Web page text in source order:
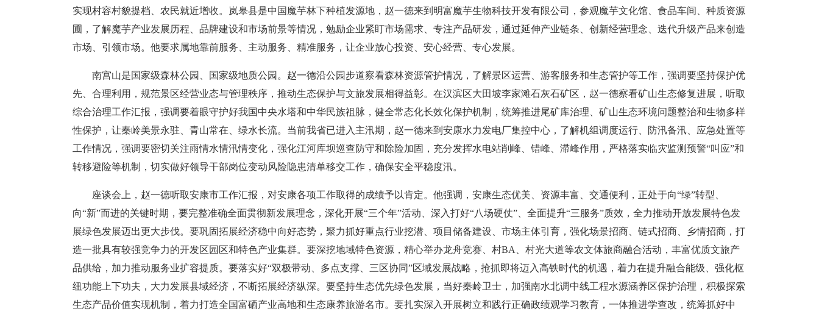
实现村容村貌提档、农民就近增收。岚皋县是中国魔芋林下种植发源地，赵一德来到明富魔芋生物科技开发有限公司，参观魔芋文化馆、食品车间、种质资源
圃，了解魔芋产业发展历程、品牌建设和市场前景等情况，勉励企业紧盯市场需求、专注产品研发，通过延伸产业链条、创新经营理念、迭代升级产品来创造
市场、引领市场。他要求属地靠前服务、主动服务、精准服务，让企业放心投资、安心经营、专心发展。
南宫山是国家级森林公园、国家级地质公园。赵一德沿公园步道察看森林资源管护情况，了解景区运营、游客服务和生态管护等工作，强调要坚持保护优
先、合理利用，规范景区经营业态与管理秩序，推动生态保护与文旅发展相得益彰。在汉滨区大田坡李家滩石灰石矿区，赵一德察看矿山生态修复进展，听取
综合治理工作汇报，强调要着眼守护好我国中央水塔和中华民族祖脉，健全常态化长效化保护机制，统筹推进尾矿库治理、矿山生态环境问题整治和生物多样
性保护，让秦岭美景永驻、青山常在、绿水长流。当前我省已进入主汛期，赵一德来到安康水力发电厂集控中心，了解机组调度运行、防汛备汛、应急处置等
工作情况，强调要密切关注雨情水情汛情变化，强化江河库坝巡查防守和除险加固，充分发挥水电站削峰、错峰、滞峰作用，严格落实临灾监测预警“叫应”和
转移避险等机制，切实做好领导干部岗位变动风险隐患清单移交工作，确保安全平稳度汛。
座谈会上，赵一德听取安康市工作汇报，对安康各项工作取得的成绩予以肯定。他强调，安康生态优美、资源丰富、交通便利，正处于向“绿”转型、
向“新”而进的关键时期，要完整准确全面贯彻新发展理念，深化开展“三个年”活动、深入打好“八场硬仗”、全面提升“三服务”质效，全力推动开放发展特色发
展绿色发展迈出更大步伐。要巩固拓展经济稳中向好态势，聚力抓好重点行业挖潜、项目储备建设、市场主体引育，强化场景招商、链式招商、乡情招商，打
造一批具有较强竞争力的开发区园区和特色产业集群。要深挖地域特色资源，精心举办龙舟竞赛、村BA、村光大道等农文体旅商融合活动，丰富优质文旅产
品供给，加力推动服务业扩容提质。要落实好“双极带动、多点支撑、三区协同”区域发展战略，抢抓即将迈入高铁时代的机遇，着力在提升融合能级、强化枢
纽功能上下功夫，大力发展县域经济，不断拓展经济纵深。要坚持生态优先绿色发展，当好秦岭卫士，加强南水北调中线工程水源涵养区保护治理，积极探索
生态产品价值实现机制，着力打造全国富硒产业高地和生态康养旅游名市。要扎实深入开展树立和践行正确政绩观学习教育，一体推进学查改，统筹抓好中